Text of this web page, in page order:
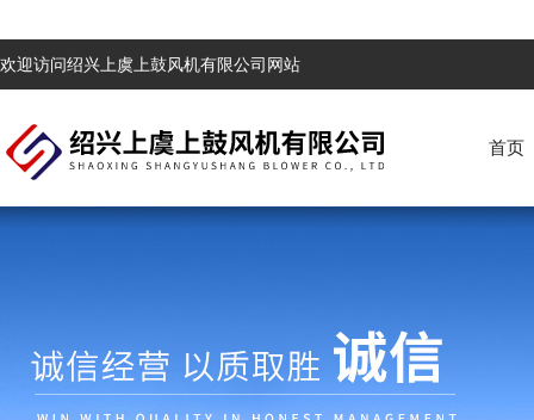
欢迎访问绍兴上虞上鼓风机有限公司网站
首页